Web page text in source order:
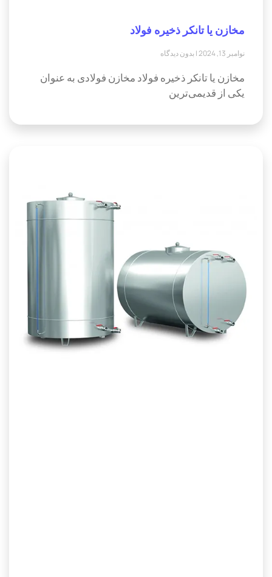
مخازن یا تانکر ذخیره فولاد
نوامبر 13, 2024 بدون دیدگاه
مخازن یا تانکر ذخیره فولاد مخازن فولادی به عنوان
یکی از قدیمی‌ترین